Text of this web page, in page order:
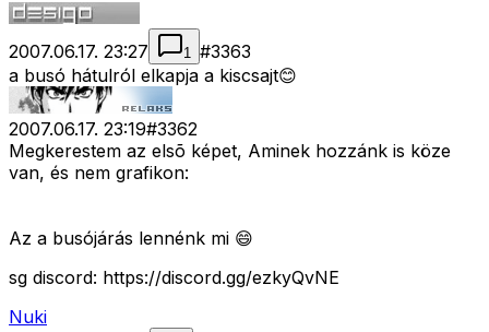
2007.06.17. 23:27 1 #3363
a busó hátulról elkapja a kiscsajt😊
2007.06.17. 23:19#3362
Megkerestem az elsõ képet, Aminek hozzánk is köze
van, és nem grafikon:
Az a busójárás lennénk mi 😄
sg discord: https://discord.gg/ezkyQvNE
Nuki